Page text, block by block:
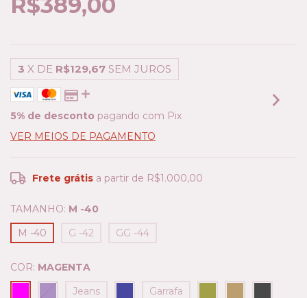
3 X DE R$129,67 SEM JUROS
5% de desconto pagando com Pix
VER MEIOS DE PAGAMENTO
Frete grátis a partir de R$1.000,00
TAMANHO: M -40
M -40
G -42 GG -44
COR: MAGENTA
Jeans
Garrafa